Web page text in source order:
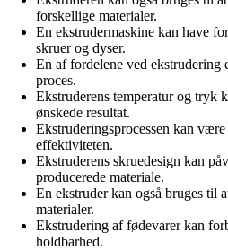
forskellige materialer.
En ekstrudermaskine kan have
skruer og dyser.
En af fordelene ved ekstrudering
proces.
Ekstruderens temperatur og tryk
ønskede resultat.
Ekstruderingsprocessen kan
effektiviteten.
Ekstruderens skruedesign kan
producerede materiale.
En ekstruder kan også bruges til
materialer.
Ekstrudering af fødevarer kan
holdbarhed.